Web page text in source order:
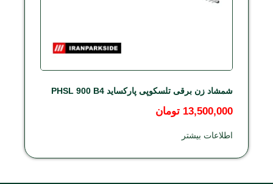
شمشاد زن برقی تلسکوپی پارکساید PHSL 900 B4
13,500,000 تومان
اطلاعات بیشتر